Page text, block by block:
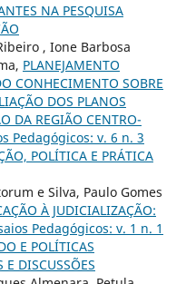
NA PESQUISA
, Ione Barbosa
PLANEJAMENTO
CONHECIMENTO SOBRE
DOS PLANOS
DA REGIÃO CENTRO-
Pedagógicos: v. 6 n. 3
POLÍTICA E PRÁTICA
e Silva, Paulo Gomes
À JUDICIALIZAÇÃO:
Pedagógicos: v. 1 n. 1
E POLÍTICAS
DISCUSSÕES